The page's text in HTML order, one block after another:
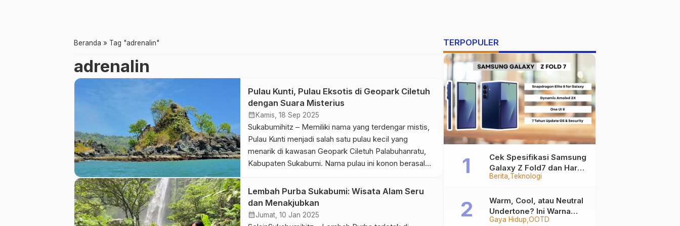
Beranda » Tag "adrenalin"
adrenalin
Pulau Kunti, Pulau Eksotis di Geopark Ciletuh
dengan Suara Misterius
calendar_month Kamis, 18 Sep 2025
Sukabumihitz – Memiliki nama yang terdengar mistis,
Pulau Kunti menjadi salah satu pulau kecil yang
menarik di kawasan Geopark Ciletuh Palabuhanratu,
Kabupaten Sukabumi. Nama pulau ini konon berasal
dari bebatuan, sering digambarkan menyerupai sosok
perempuan berbaju putih. Meski terdengar seram,
fenomena ini ternyata memiliki penjelasan ilmiah.
Petualangan […]
Lembah Purba Sukabumi: Wisata Alam Seru
dan Menakjubkan
calendar_monthJumat, 10 Jan 2025
TERPOPULER
Berita Teknologi
Cek Spesifikasi Samsung
Galaxy Z Fold7 dan Harga
Resminya
Gaya Hidup OOTD
Warm, Cool, atau Neutral
Undertone? Ini Warna
Baju yang Bikin Kamu